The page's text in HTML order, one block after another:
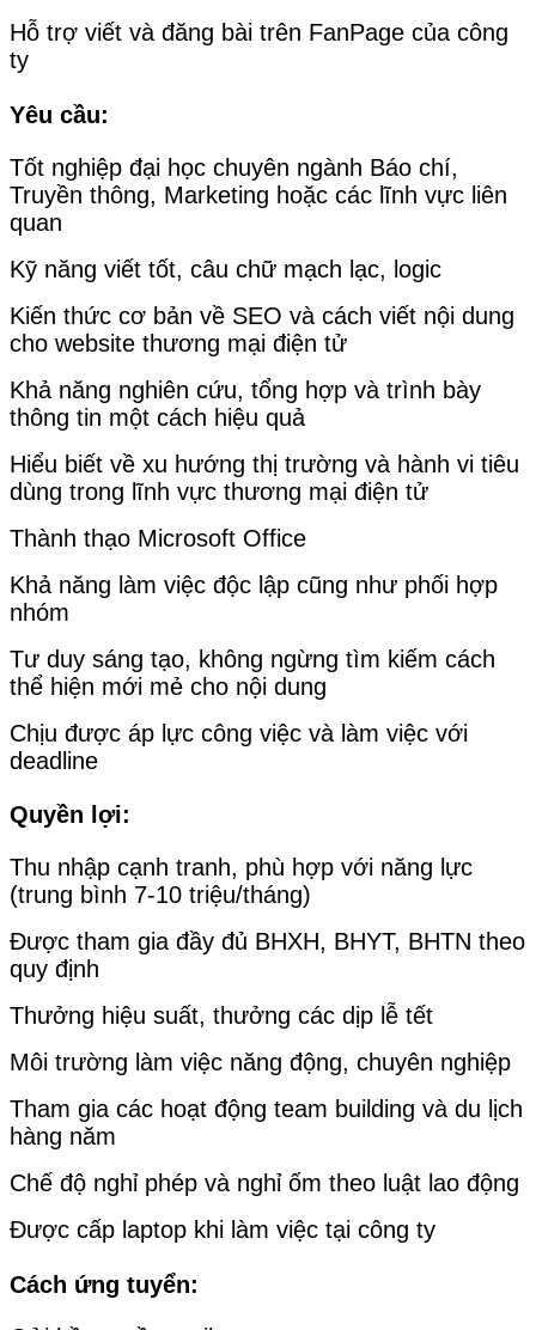
Hỗ trợ viết và đăng bài trên FanPage của công
ty
Yêu cầu:
Tốt nghiệp đại học chuyên ngành Báo chí,
Truyền thông, Marketing hoặc các lĩnh vực liên
quan
Kỹ năng viết tốt, câu chữ mạch lạc, logic
Kiến thức cơ bản về SEO và cách viết nội dung
cho website thương mại điện tử
Khả năng nghiên cứu, tổng hợp và trình bày
thông tin một cách hiệu quả
Hiểu biết về xu hướng thị trường và hành vi tiêu
dùng trong lĩnh vực thương mại điện tử
Thành thạo Microsoft Office
Khả năng làm việc độc lập cũng như phối hợp
nhóm
Tư duy sáng tạo, không ngừng tìm kiếm cách
thể hiện mới mẻ cho nội dung
Chịu được áp lực công việc và làm việc với
deadline
Quyền lợi:
Thu nhập cạnh tranh, phù hợp với năng lực
(trung bình 7-10 triệu/tháng)
Được tham gia đầy đủ BHXH, BHYT, BHTN theo
quy định
Thưởng hiệu suất, thưởng các dịp lễ tết
Môi trường làm việc năng động, chuyên nghiệp
Tham gia các hoạt động team building và du lịch
hàng năm
Chế độ nghỉ phép và nghỉ ốm theo luật lao động
Được cấp laptop khi làm việc tại công ty
Cách ứng tuyển: